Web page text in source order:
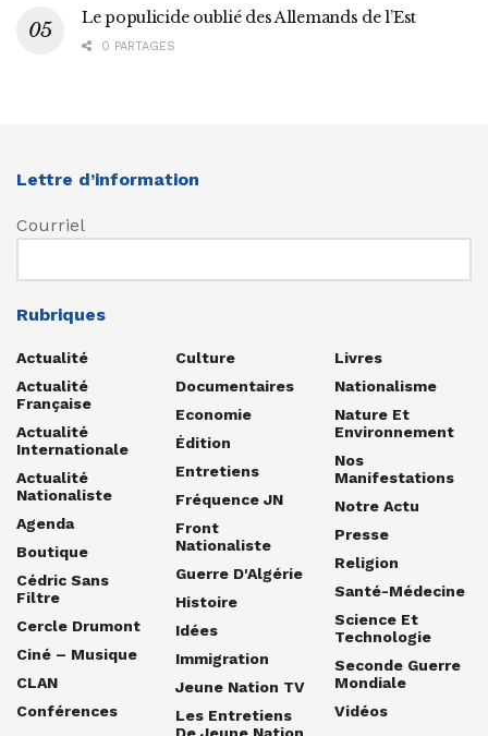
Le populicide oublié des Allemands de l’Est
0 PARTAGES
Lettre d’information
Courriel
Rubriques
Actualité
Actualité
Française
Actualité
Internationale
Actualité
Nationaliste
Agenda
Boutique
Cédric Sans
Filtre
Cercle Drumont
Ciné – Musique
CLAN
Conférences
Culture
Documentaires
Economie
Édition
Entretiens
Fréquence JN
Front
Nationaliste
Guerre D'Algérie
Histoire
Idées
Immigration
Jeune Nation TV
Les Entretiens
Livres
Nationalisme
Nature Et
Environnement
Nos
Manifestations
Notre Actu
Presse
Religion
Santé-Médecine
Science Et
Technologie
Seconde Guerre
Mondiale
Vidéos